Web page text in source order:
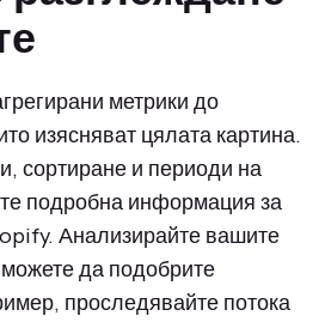
метрики до
изясняват цялата картина.
сортиране и периоди на
подробна информация за
Анализирайте вашите
да подобрите
проследявайте потока